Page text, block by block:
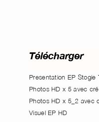
Télécharger
Presentation EP Stogie
Photos HD x 5 avec
Photos HD x 5_2 avec
Visuel EP HD